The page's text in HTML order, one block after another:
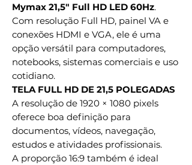
Mymax 21,5" Full HD LED 60Hz.
Com resolução Full HD, painel VA e
conexões HDMI e VGA, ele é uma
opção versátil para computadores,
notebooks, sistemas comerciais e uso
cotidiano.
TELA FULL HD DE 21,5 POLEGADAS
A resolução de 1920 × 1080 pixels
oferece boa definição para
documentos, vídeos, navegação,
estudos e atividades profissionais.
A proporção 16:9 também é ideal